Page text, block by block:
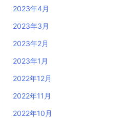
2023年4月
2023年3月
2023年2月
2023年1月
2022年12月
2022年11月
2022年10月